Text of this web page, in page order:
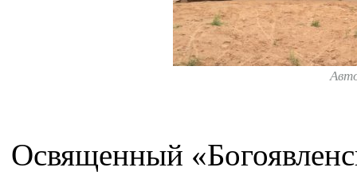
Освященный